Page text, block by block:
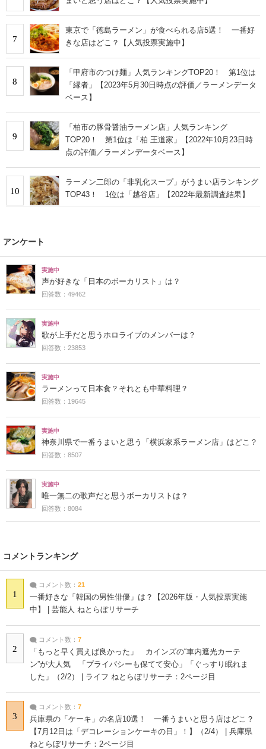
7
東京で「徳島ラーメン」が食べられる店5選！ 一番好
きな店はどこ？【人気投票実施中】
8
「甲府市のつけ麺」人気ランキングTOP20！ 第1位は
「縁者」【2023年5月30日時点の評価／ラーメンデータ
ベース】
9
「柏市の豚骨醤油ラーメン店」人気ランキング
TOP20！ 第1位は「柏 王道家」【2022年10月23日時
点の評価／ラーメンデータベース】
10
ラーメン二郎の「非乳化スープ」がうまい店ランキング
TOP43！ 1位は「越谷店」【2022年最新調査結果】
アンケート
実施中
声が好きな「日本のボーカリスト」は？
回答数：49462
実施中
歌が上手だと思うホロライブのメンバーは？
回答数：23853
実施中
ラーメンって日本食？それとも中華料理？
回答数：19645
実施中
神奈川県で一番うまいと思う「横浜家系ラーメン店」はどこ？
回答数：8507
実施中
唯一無二の歌声だと思うボーカリストは？
回答数：8084
コメントランキング
1
コメント数： 21
一番好きな「韓国の男性俳優」は？【2026年版・人気投票実施
中】 | 芸能人 ねとらぼリサーチ
2
コメント数： 7
「もっと早く買えば良かった」 カインズの“車内遮光カーテ
ン”が大人気 「プライバシーも保てて安心」「ぐっすり眠れま
した」（2/2） | ライフ ねとらぼリサーチ：2ページ目
3
コメント数： 7
兵庫県の「ケーキ」の名店10選！ 一番うまいと思う店はどこ？
【7月12日は「デコレーションケーキの日」！】（2/4） | 兵庫県
ねとらぼリサーチ：2ページ目